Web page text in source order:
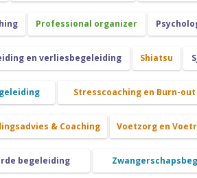
Professional organizer
en verliesbegeleiding Shiatsu
Stresscoaching en Burn-
& Coaching Voetzorg en
begeleiding